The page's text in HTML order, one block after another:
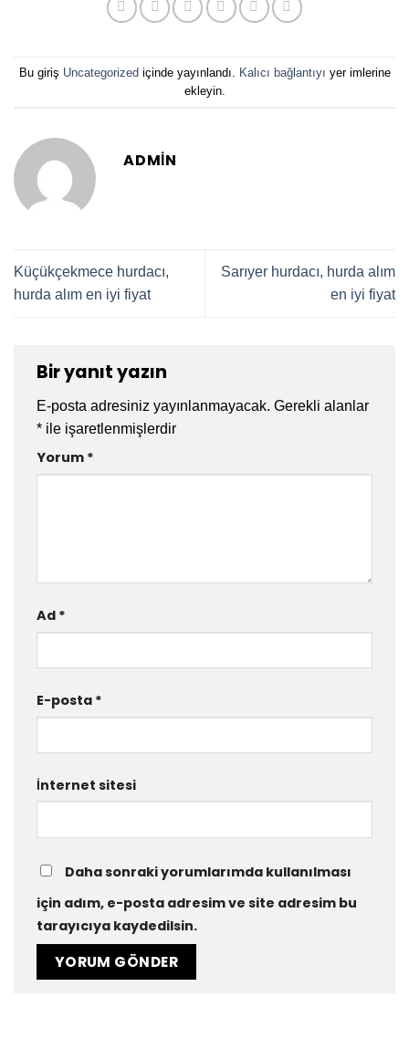
Bu giriş Uncategorizediçinde yayınlandı. Kalıcı bağlantıyı yer imlerine
ekleyin.
ADMIN
Küçükçekmece hurdacı,
hurda alım en iyi fiyat
Sarıyer hurdacı, hurda alım
en iyi fiyat
Bir yanıt yazın
E-posta adresiniz yayınlanmayacak. Gerekli alanlar
* ile işaretlenmişlerdir
Yorum *
Ad *
E-posta *
İnternet sitesi
Daha sonraki yorumlarımda kullanılması
için adım, e-posta adresim ve site adresim bu
tarayıcıya kaydedilsin.